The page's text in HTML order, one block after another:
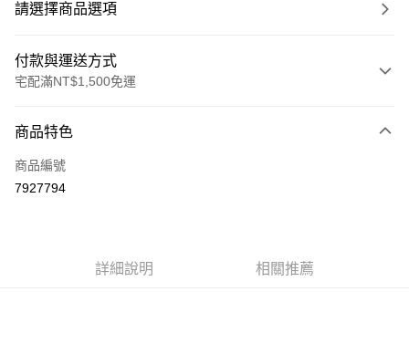
請選擇商品選項
付款與運送方式
宅配滿NT$1,500免運
信用卡一次付款
LINE Pay
AFTEE先享後付
商品特色
商品編號
7927794
詳細說明 相關推薦